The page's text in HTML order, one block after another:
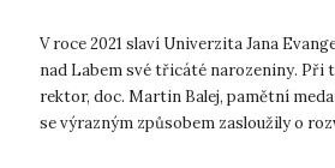
V roce 2021 slaví Univerzita Jana
nad Labem své třicáté narozeniny.
rektor, doc. Martin Balej, pamětní
se výrazným způsobem zasloužily o